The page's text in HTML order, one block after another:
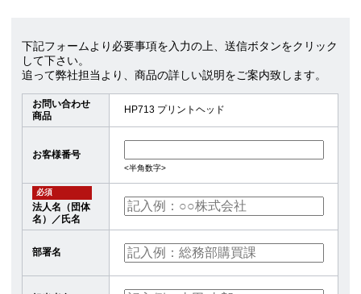
下記フォームより必要事項を入力の上、送信ボタンをクリック
して下さい。
追って弊社担当より、商品の詳しい説明をご案内致します。
お問い合わせ
商品
HP713 プリントヘッド
お客様番号
<半角数字>
必須
法人名（団体
名）／氏名
部署名